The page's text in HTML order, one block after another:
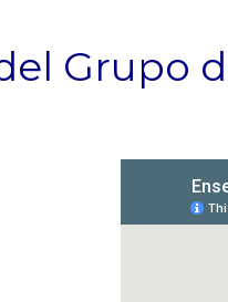
Grupo